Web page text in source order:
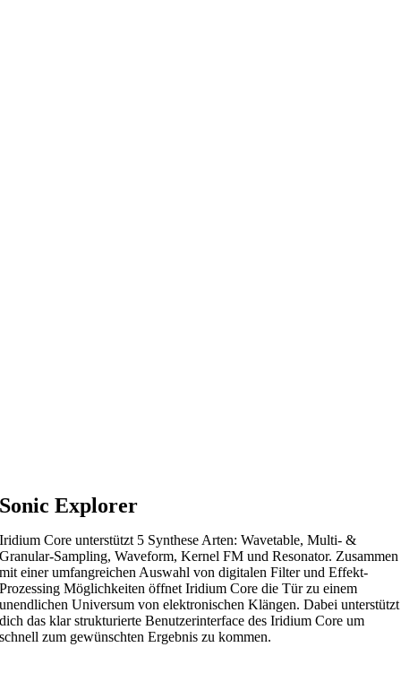
Sonic Explorer
Iridium Core unterstützt 5 Synthese Arten: Wavetable, Multi- &
Granular-Sampling, Waveform, Kernel FM und Resonator. Zusammen
mit einer umfangreichen Auswahl von digitalen Filter und Effekt-
Prozessing Möglichkeiten öffnet Iridium Core die Tür zu einem
unendlichen Universum von elektronischen Klängen. Dabei unterstützt
dich das klar strukturierte Benutzerinterface des Iridium Core um
schnell zum gewünschten Ergebnis zu kommen.